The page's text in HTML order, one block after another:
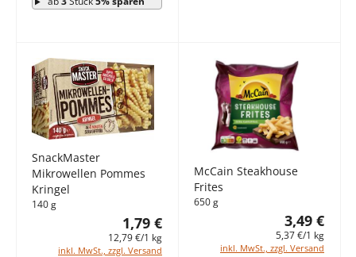
SnackMaster
Mikrowellen Pommes
Kringel
140 g
1,79 €
12,79 €/1 kg
inkl. MwSt., zzgl. Versand
McCain Steakhouse
Frites
650 g
3,49 €
5,37 €/1 kg
inkl. MwSt., zzgl. Versand